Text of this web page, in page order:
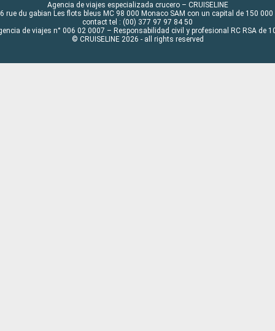
Agencia de viajes especializada crucero – CRUISELINE
rue du gabian Les flots bleus MC 98 000 Monaco SAM con un capital de 150 000
contact tel : (00) 377 97 97 84 50
de viajes n° 006 02 0007 – Responsabilidad civil y profesional RC RSA de
© CRUISELINE 2026 - all rights reserved